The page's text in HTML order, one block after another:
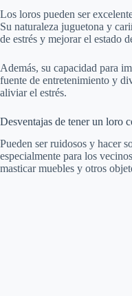
Los loros pueden ser
Su naturaleza juguetona y
de estrés y mejorar el estado
Además, su capacidad para
fuente de entretenimiento y
aliviar el estrés.
Desventajas de tener un loro
Pueden ser ruidosos y hacer
especialmente para los
masticar muebles y otros